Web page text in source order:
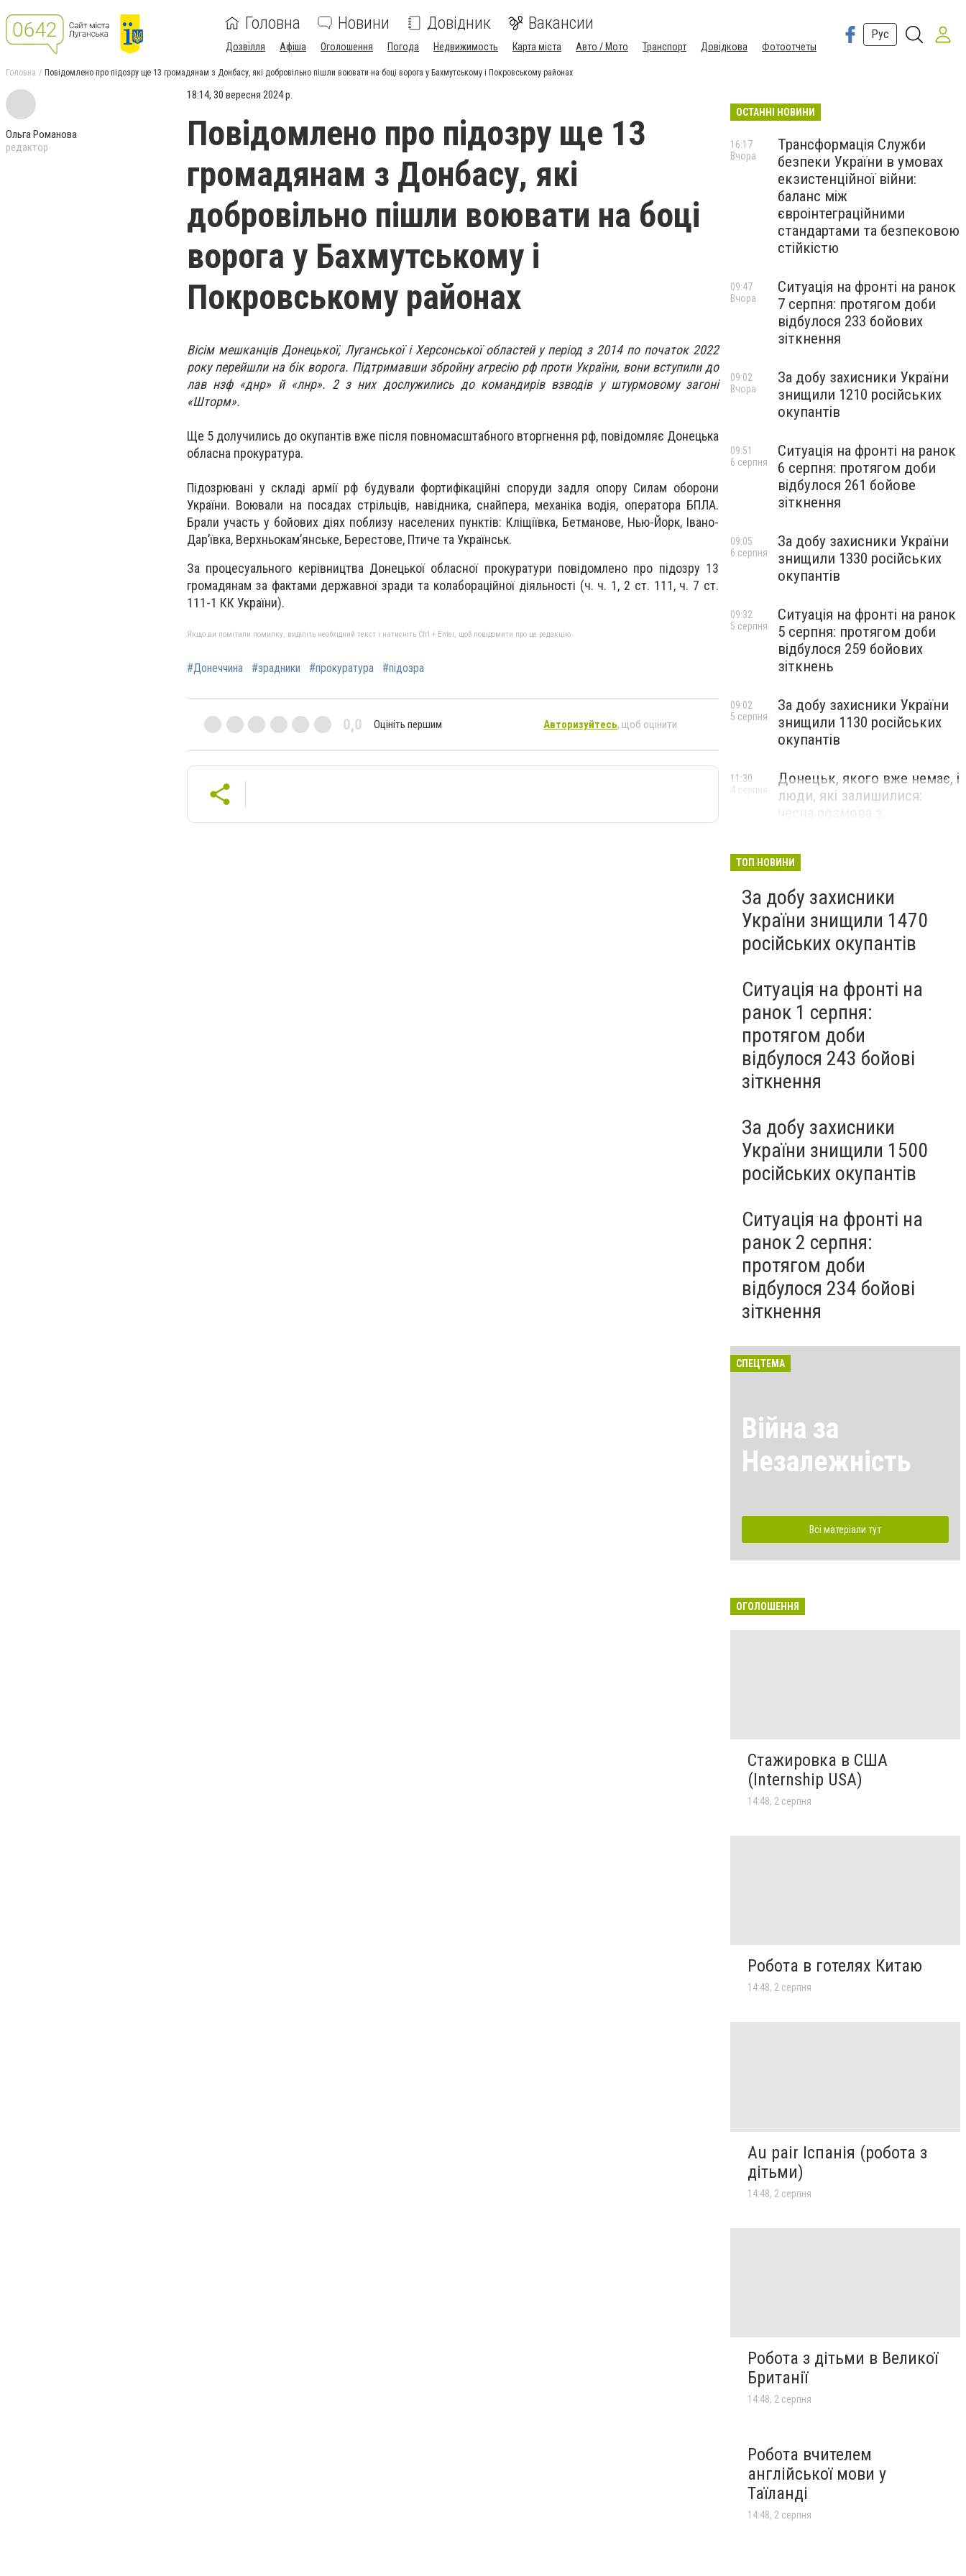
Головна Новини Довідник Вакансии
Дозвілля Афіша Оголошення Погода Недвижимость Карта міста Авто / Мото Транспорт Довідкова Фотоотчеты
Рус
Головна Повідомлено про підозру ще 13 громадянам з Донбасу, які добровільно пішли воювати на боці ворога у Бахмутському і Покровському районах
Ольга Романова
редактор
18:14, 30 вересня 2024 р.
Повідомлено про підозру ще 13
громадянам з Донбасу, які
добровільно пішли воювати на боці
ворога у Бахмутському і
Покровському районах
Вісім мешканців Донецької, Луганської і Херсонської областей у період з 2014 по початок 2022
року перейшли на бік ворога. Підтримавши збройну агресію рф проти України, вони вступили до
лав нзф «днр» й «лнр». 2 з них дослужились до командирів взводів у штурмовому загоні
«Шторм».
Ще 5 долучились до окупантів вже після повномасштабного вторгнення рф, повідомляє Донецька
обласна прокуратура.
Підозрювані у складі армії рф будували фортифікаційні споруди задля опору Силам оборони
України. Воювали на посадах стрільців, навідника, снайпера, механіка водія, оператора БПЛА.
Брали участь у бойових діях поблизу населених пунктів: Кліщіївка, Бетманове, Нью-Йорк, Івано-
Дар’ївка, Верхньокам’янське, Берестове, Птиче та Українськ.
За процесуального керівництва Донецької обласної прокуратури повідомлено про підозру 13
громадянам за фактами державної зради та колабораційної діяльності (ч. ч. 1, 2 ст. 111, ч. 7 ст.
111-1 КК України).
Якщо ви помітили помилку, виділіть необхідний текст і натисніть Ctrl + Enter, щоб повідомити про це редакцію
#Донеччина #зрадники #прокуратура #підозра
0,0 Оцініть першим Авторизуйтесь, щоб оцінити
ОСТАННІ НОВИНИ
Трансформація Служби
безпеки України в умовах
екзистенційної війни:
баланс між
євроінтеграційними
стандартами та безпековою
стійкістю
16:17
Вчора
Ситуація на фронті на ранок
7 серпня: протягом доби
відбулося 233 бойових
зіткнення
09:47
Вчора
За добу захисники України
знищили 1210 російських
окупантів
09:02
Вчора
Ситуація на фронті на ранок
6 серпня: протягом доби
відбулося 261 бойове
зіткнення
09:51
6 серпня
За добу захисники України
знищили 1330 російських
окупантів
09:05
6 серпня
Ситуація на фронті на ранок
5 серпня: протягом доби
відбулося 259 бойових
зіткнень
09:32
5 серпня
За добу захисники України
знищили 1130 російських
окупантів
09:02
5 серпня
Донецьк, якого вже немає, і
люди, які залишилися:
11:30
4 серпня
ТОП НОВИНИ
За добу захисники
України знищили 1470
російських окупантів
Ситуація на фронті на
ранок 1 серпня:
протягом доби
відбулося 243 бойові
зіткнення
За добу захисники
України знищили 1500
російських окупантів
Ситуація на фронті на
ранок 2 серпня:
протягом доби
відбулося 234 бойові
зіткнення
СПЕЦТЕМА
Війна за
Незалежність
Всі матеріали тут
ОГОЛОШЕННЯ
Стажировка в США
(Internship USA)
14:48, 2 серпня
Робота в готелях Китаю
14:48, 2 серпня
Au pair Іспанія (робота з
дітьми)
14:48, 2 серпня
Робота з дітьми в Великої
Британії
14:48, 2 серпня
Робота вчителем
англійської мови у
Таїланді
14:48, 2 серпня